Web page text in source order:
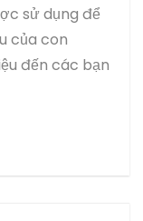
sử dụng để
của con
đến các bạn